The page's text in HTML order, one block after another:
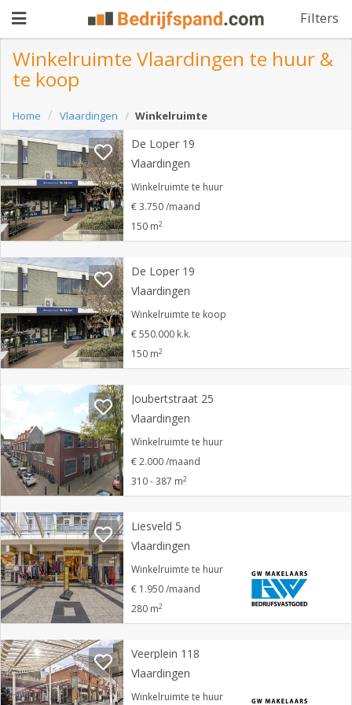
Filters
aanbieden
Pand
zoeken
Waarom
adverteren
Premium
adverteren
Registreren
Login
Winkelruimte Vlaardingen te huur &
te koop
Home Vlaardingen Winkelruimte
De Loper 19
Vlaardingen
Winkelruimte te huur
€ 3.750 /maand
150 m2
De Loper 19
Vlaardingen
Winkelruimte te koop
€ 550.000 k.k.
150 m2
Joubertstraat 25
Vlaardingen
Winkelruimte te huur
€ 2.000 /maand
310 - 387 m2
Liesveld 5
Vlaardingen
Winkelruimte te huur
€ 1.950 /maand
280 m2
Veerplein 118
Vlaardingen
Winkelruimte te huur